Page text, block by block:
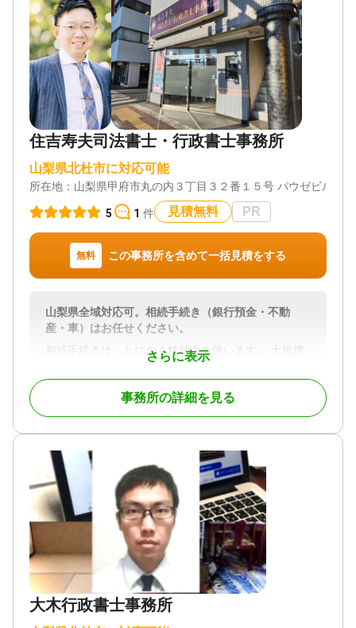
しております。
また、特段争いのない相続であっても、弁護士に依
頼することで協議書の作成や遺言執行者としてお役
に立ちます。
状況に応じた最適なサポートをご提案いたします。
相続が発生していない状況での遺言の相談、成年後
見の相談についても、お受けしております。特に、
遺言書の作成については、早めのご相談をお勧めい
たします。
★ 相続の相談
「相続財産に不動産が含まれており、どう分ければ
よいかわからない」
「相続人同士で意見が対立し、遺産分割協議が進ま
ない」
「遺言書が見つかったが、内容に納得できず遺留分
を請求したい」
「相続手続き全体の流れがわからず、どこから手を
つければよいか困っている」
「遺言書を作成したいが、法的に有効な書き方がわ
★ 後見の相談
「親族の判断能力が低下してきていて、金銭の管理
が難しそう」
「親族に迷惑をかけたくないけど、金銭管理が難し
い」
「後見人はどうやったら付けられるの？」
┃◆┃成年後見（保佐・補助）申立はお任せくださ
い
住吉寿夫司法書士・行政書士事務所
山梨県北杜市に対応可能
所在地： 山梨県甲府市丸の内３丁目３２番１５号 パウゼビル１Ｆ
5 1 件 見積無料 PR
無料 この事務所を含めて一括見積をする
さらに表示
山梨県全域対応可。相続手続き（銀行預金・不動
産・車）はお任せください。
相続手続きは、とにかく精神力を使います。 土地建
物・預貯金・車などの手続き・・・ 忙しい日々の
中、考えただけで憂鬱になることさえあります。 そ
んな時は、住吉寿夫司法書士・行政書士事務所に依
頼してください。
手続きします。 ご費用は、わかりやすく相続財産か
らの算出にて、お見積りいたします。
概算の金額が知りたい方は、お気軽にお問い合わせ
ください。
山梨県全域
対応業務
遺言書 / 遺産分割 / 相続財産調査 / 相続登記 / 相続放
事務所の詳細を見る
大木行政書士事務所